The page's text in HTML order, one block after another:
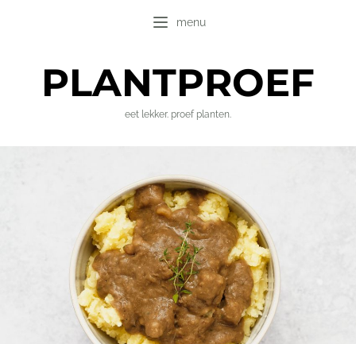
menu
PLANTPROEF
eet lekker. proef planten.